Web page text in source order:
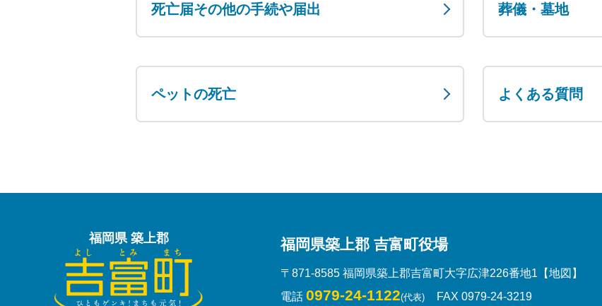
死亡届その他の手続や届出 葬儀・墓地
ペットの死亡 よくある質問
福岡県 築上郡 福岡県築上郡 吉富町役場
〒871-8585 福岡県築上郡吉富町大字広津226番地1 【地図】
電話 0979-24-1122(代表) FAX 0979-24-3219